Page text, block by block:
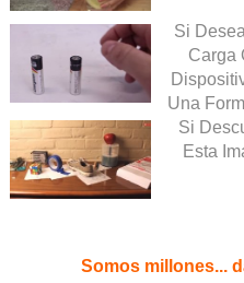
Si
Carga
Una
Si
Esta
Somos millones...